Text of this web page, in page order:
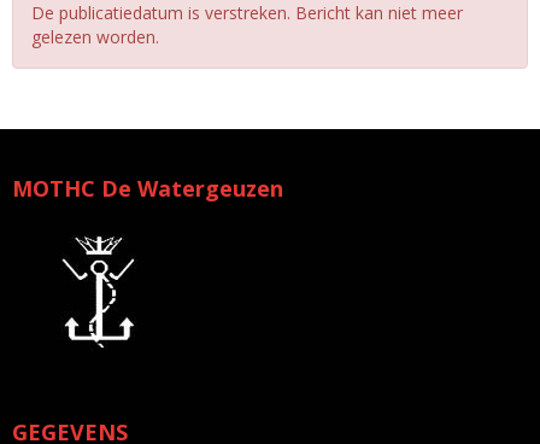
De publicatiedatum is verstreken. Bericht kan niet meer
gelezen worden.
MOTHC De Watergeuzen
GEGEVENS